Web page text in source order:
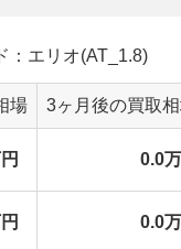
：エリオ(AT_1.8)
場 3ヶ月後の買取
0.0
0.0